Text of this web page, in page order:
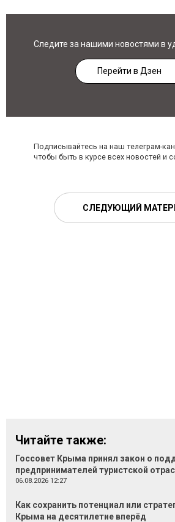
Следите за нашими новостями в
Перейти в Дзен
Подписывайтесь на наш телеграм-
чтобы быть в курсе всех новостей и
СЛЕДУЮЩИЙ
Читайте также:
Госсовет Крыма принял закон о
предпринимателей туристской
06.08.2026 12:27
Как сохранить потенциал или
Крыма на десятилетие вперёд